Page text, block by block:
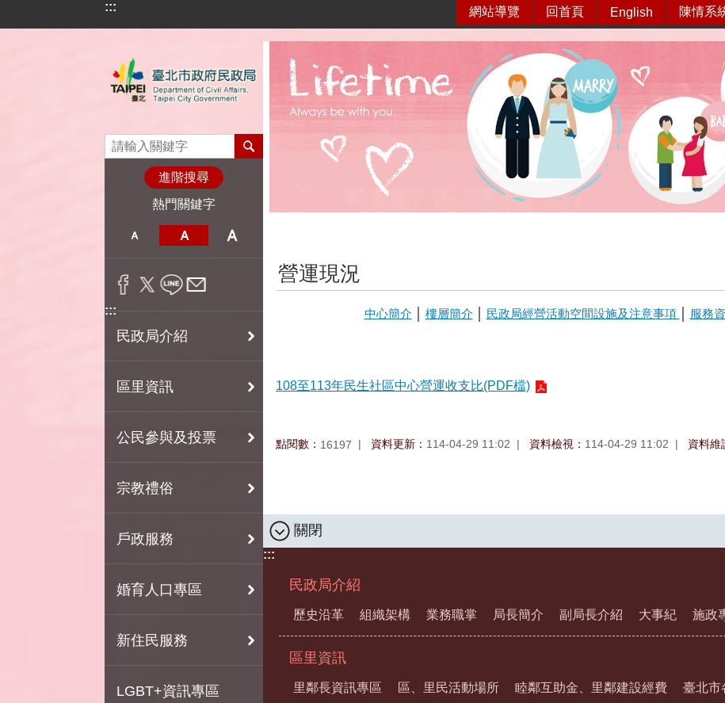
跳到主要內容區塊
::: 網站導覽 回首頁 English 陳情系
進階搜尋
熱門關鍵字
:::
民政局介紹
區里資訊
公民參與及投票
宗教禮俗
戶政服務
婚育人口專區
新住民服務
LGBT+資訊專區
營運現況
中心簡介 樓層簡介 民政局經營活動空間設施及注意事項 服務
108至113年民生社區中心營運收支比(PDF檔)
點閱數： 16197 資料更新： 114-04-29 11:02 資料檢視： 114-04-29 11:02 資料維
關閉
:::
民政局介紹
歷史沿革 組織架構 業務職掌 局長簡介 副局長介紹 大事紀 施政
區里資訊
里鄰長資訊專區 區、里民活動場所 睦鄰互助金、里鄰建設經費 臺北市